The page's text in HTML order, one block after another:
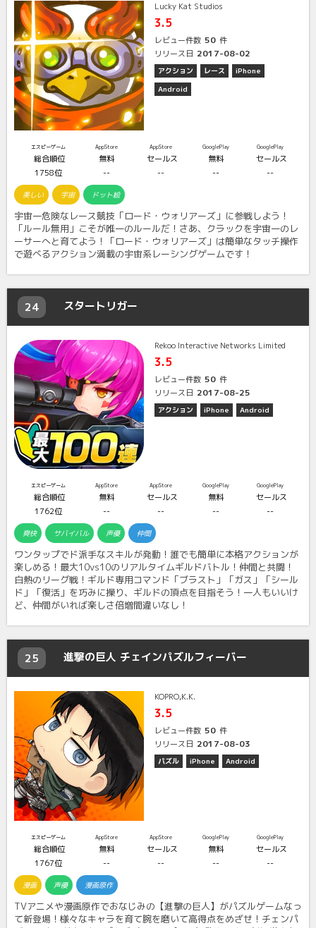
Lucky Kat Studios
3.5
レビュー件数 50 件
リリース日 2017-08-02
アクション レース
iPhone
Android
エスピーゲーム
総合順位
1758位
AppStore
無料
--
AppStore
セールス
--
GooglePlay
無料
--
GooglePlay
セールス
--
美しい 宇宙 ドット絵
宇宙一危険なレース競技「ロード・ウォリアーズ」に参戦しよう！
「ルール無用」こそが唯一のルールだ！さあ、クラックを宇宙一のレ
ーサーへと育てよう！「ロード・ウォリアーズ」は簡単なタッチ操作
で遊べるアクション満載の宇宙系レーシングゲームです！
24 スタートリガー
Rekoo Interactive Networks Limited
3.5
レビュー件数 50 件
リリース日 2017-08-25
アクション iPhone Android
エスピーゲーム
総合順位
1762位
AppStore
無料
--
AppStore
セールス
--
GooglePlay
無料
--
GooglePlay
セールス
--
爽快 サバイバル 声優 仲間
ワンタップでド派手なスキルが発動！誰でも簡単に本格アクションが
楽しめる！最大10vs10のリアルタイムギルドバトル！仲間と共闘！
白熱のリーグ戦！ギルド専用コマンド「ブラスト」「ガス」「シール
ド」「復活」を巧みに操り、ギルドの頂点を目指そう！一人もいいけ
ど、仲間がいれば楽しさ倍増間違いなし！
25 進撃の巨人 チェインパズルフィーバー
KOPRO,K.K.
3.5
レビュー件数 50 件
リリース日 2017-08-03
パズル iPhone Android
エスピーゲーム
総合順位
1767位
AppStore
無料
--
AppStore
セールス
--
GooglePlay
無料
--
GooglePlay
セールス
--
漫画 声優 漫画原作
TVアニメや漫画原作でおなじみの【進撃の巨人】がパズルゲームなっ
て新登場！様々なキャラを育て腕を磨いて高得点をめざせ！チェンパ